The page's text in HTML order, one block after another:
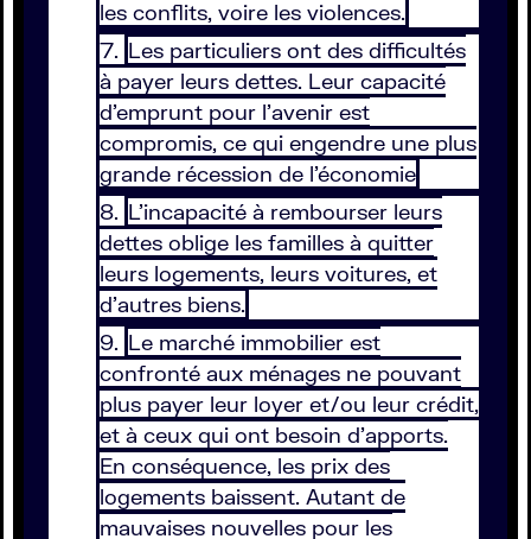
les conflits, voire les violences.
Les particuliers ont des difficultés
à payer leurs dettes. Leur capacité
d’emprunt pour l’avenir est
compromis, ce qui engendre une plus
grande récession de l’économie
L’incapacité à rembourser leurs
dettes oblige les familles à quitter
leurs logements, leurs voitures, et
d’autres biens.
Le marché immobilier est
confronté aux ménages ne pouvant
plus payer leur loyer et/ou leur crédit,
et à ceux qui ont besoin d’apports.
En conséquence, les prix des
logements baissent. Autant de
mauvaises nouvelles pour les